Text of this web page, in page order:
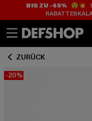
BIS ZU -65%😲💥
ZURÜCK
-20%